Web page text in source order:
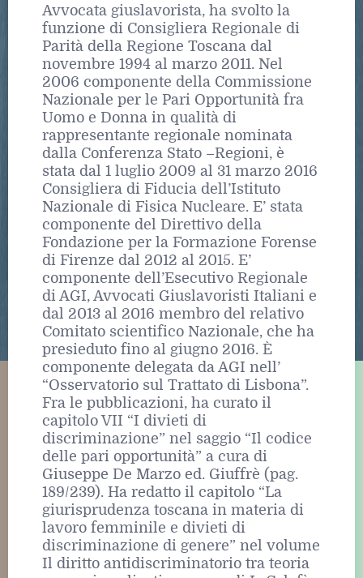
Avvocata giuslavorista, ha svolto la
funzione di Consigliera Regionale di
Parità della Regione Toscana dal
novembre 1994 al marzo 2011. Nel
2006 componente della Commissione
Nazionale per le Pari Opportunità fra
Uomo e Donna in qualità di
rappresentante regionale nominata
dalla Conferenza Stato –Regioni, è
stata dal 1 luglio 2009 al 31 marzo 2016
Consigliera di Fiducia dell’Istituto
Nazionale di Fisica Nucleare. E’ stata
componente del Direttivo della
Fondazione per la Formazione Forense
di Firenze dal 2012 al 2015. E’
componente dell’Esecutivo Regionale
di AGI, Avvocati Giuslavoristi Italiani e
dal 2013 al 2016 membro del relativo
Comitato scientifico Nazionale, che ha
presieduto fino al giugno 2016. È
componente delegata da AGI nell’
“Osservatorio sul Trattato di Lisbona”.
Fra le pubblicazioni, ha curato il
capitolo VII “I divieti di
discriminazione” nel saggio “Il codice
delle pari opportunità” a cura di
Giuseppe De Marzo ed. Giuffrè (pag.
189/239). Ha redatto il capitolo “La
giurisprudenza toscana in materia di
lavoro femminile e divieti di
discriminazione di genere” nel volume
Il diritto antidiscriminatorio tra teoria